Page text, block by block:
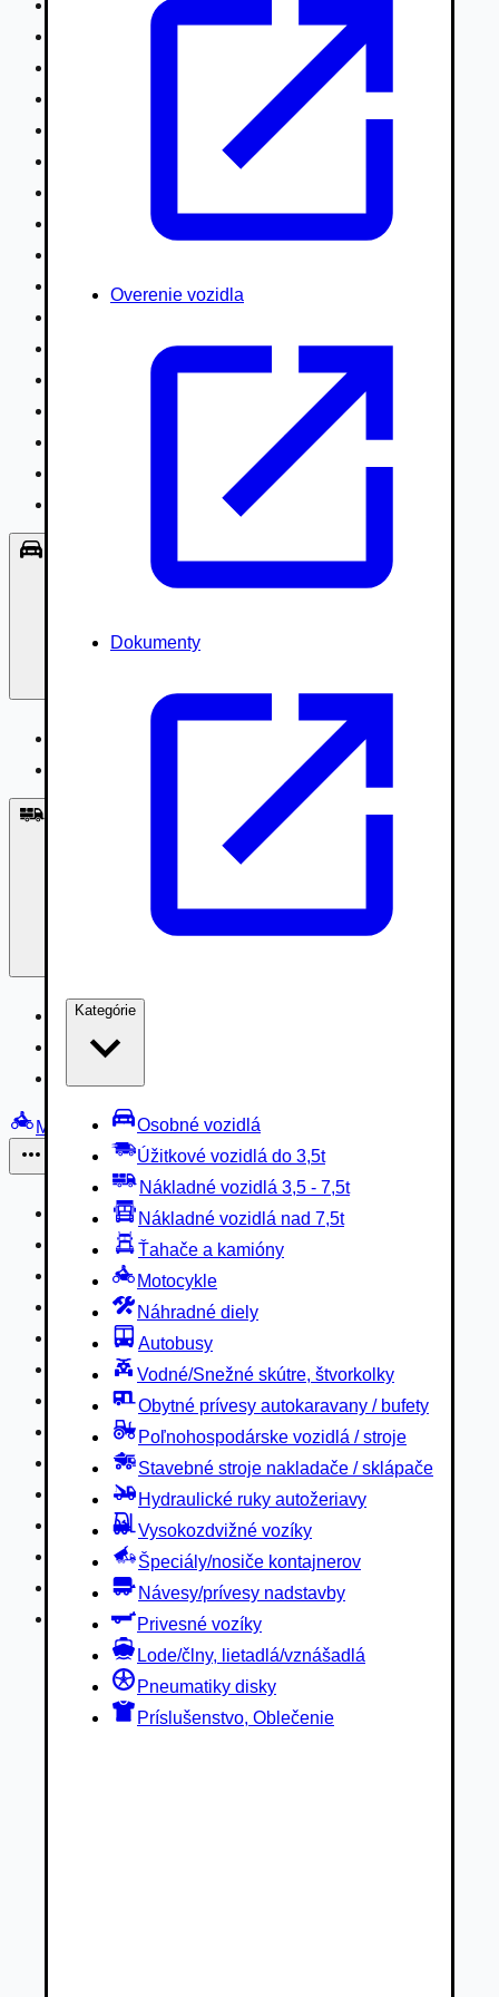
Overenie vozidla
Dokumenty
Kategórie
Osobné vozidlá
Úžitkové vozidlá do 3,5t
Nákladné vozidlá 3,5 - 7,5t
Nákladné vozidlá nad 7,5t
Ťahače a kamióny
Motocykle
Náhradné diely
Autobusy
Vodné/Snežné skútre, štvorkolky
Obytné prívesy autokaravany / bufety
Poľnohospodárske vozidlá / stroje
Stavebné stroje nakladače / sklápače
Hydraulické ruky autožeriavy
Vysokozdvižné vozíky
Špeciály/nosiče kontajnerov
Návesy/prívesy nadstavby
Privesné vozíky
Lode/člny, lietadlá/vznášadlá
Pneumatiky disky
Príslušenstvo, Oblečenie
Nákladné vozidlá nad 7,5t
Vodné/Snežné skútre, štvorkolky
Poľnohospodárske vozidlá / stroje
Hydraulické ruky autožeriavy
Špeciály/nosiče kontajnerov
Návesy/prívesy nadstavby
Lode/člny, lietadlá/vznášadlá
Príslušenstvo, Oblečenie
Nákladné vozidlá 3,5 - 7,5t
Nákladné vozidlá nad 7,5t
Motocykle
Náhradné diely
Autobusy
Vodné/Snežné skútre, štvorkolky
Obytné prívesy autokaravany / bufety
Poľnohospodárske vozidlá / stroje
Stavebné stroje nakladače / sklápače
Hydraulické ruky autožeriavy
Vysokozdvižné vozíky
Špeciály/nosiče kontajnerov
Návesy/prívesy nadstavby
Privesné vozíky
Lode/člny, lietadlá/vznášadlá
Pneumatiky disky
Príslušenstvo, Oblečenie